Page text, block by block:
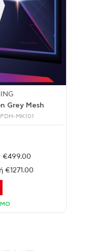
Grey Mesh
MK101
€499.00
€1271.00